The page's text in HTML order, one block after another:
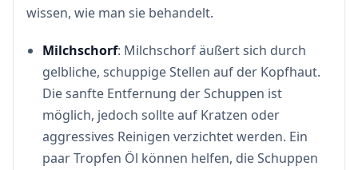
wissen, wie man sie behandelt.
Milchschorf: Milchschorf äußert sich durch
gelbliche, schuppige Stellen auf der Kopfhaut.
Die sanfte Entfernung der Schuppen ist
möglich, jedoch sollte auf Kratzen oder
aggressives Reinigen verzichtet werden. Ein
paar Tropfen Öl können helfen, die Schuppen